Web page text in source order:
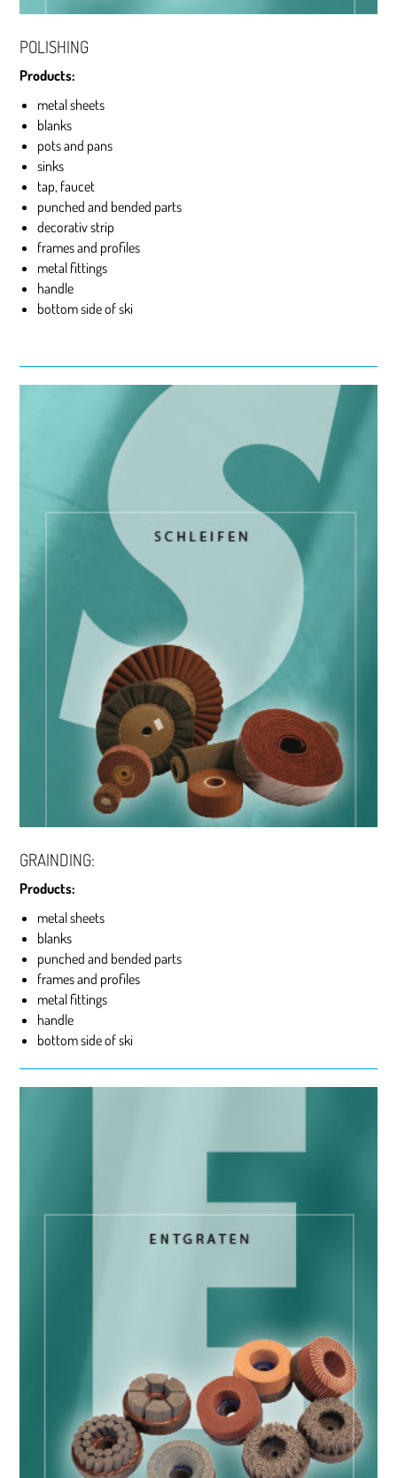
POLISHING
Products:
metal sheets
blanks
pots and pans
sinks
tap, faucet
punched and bended parts
decorativ strip
frames and profiles
metal fittings
handle
bottom side of ski
GRAINDING:
Products:
metal sheets
blanks
punched and bended parts
frames and profiles
metal fittings
handle
bottom side of ski